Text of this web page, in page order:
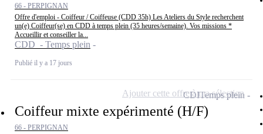
66 - PERPIGNAN
Offre d'emploi - Coiffeur / Coiffeuse (CDD 35h) Les Ateliers du Style recherchent
un(e) Coiffeur(se) en CDD à temps plein (35 heures/semaine). Vos missions *
Accueillir et conseiller la...
CDD - Temps plein
Publié il y a 17 jours
Coiffeur mixte expérimenté (H/F)
66 - PERPIGNAN
CDITemps plein
Ajouter cette offre à ma sélection